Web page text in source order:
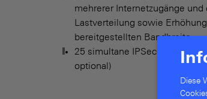
mehrerer Internetzugänge und
Lastverteilung sowie
bereitgestellten Bandbreite
25 simultane IPSec-VPN-
optional)
Diese